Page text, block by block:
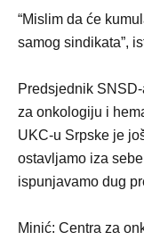
“Mislim da će
samog sindikata”,
Predsjednik
za onkologiju i
UKC-u Srpske je
ostavljamo iza
ispunjavamo dug
Minić: Centra za